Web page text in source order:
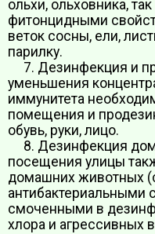
ольхи, ольховника,
фитонцидными
веток сосны, ели,
парилку.
7. Дезинфекция и
уменьшения
иммунитета
помещения и
обувь, руки, лицо.
8. Дезинфекция
посещения улицы
домашних животных
антибактериальными
смоченными в
хлора и агрессивных